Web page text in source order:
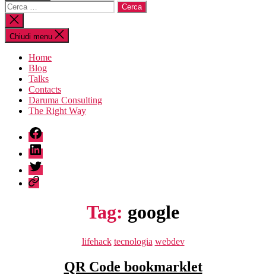
Cerca:
Chiudi
la
ricerca
Chiudi menu
Home
Blog
Talks
Contacts
Daruma Consulting
The Right Way
fb
linkedin
twitter
sessionize
Tag: google
Categorie
lifehack tecnologia webdev
QR Code bookmarklet